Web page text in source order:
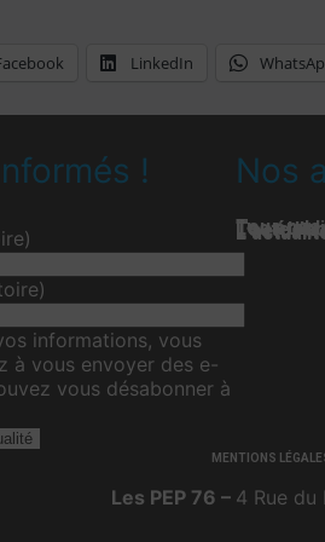
LinkedIn
!
informations, vous
à vous envoyer des e-
vous désabonner à
Nos
Tous
Les
Toute
MENTIONS
Les PEP 76 – 4 Rue du